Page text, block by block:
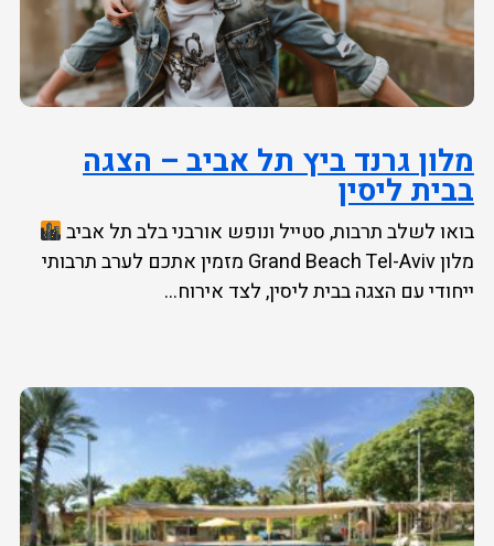
מלון גרנד ביץ תל אביב – הצגה
בבית ליסין
בואו לשלב תרבות, סטייל ונופש אורבני בלב תל אביב
מלון Grand Beach Tel-Aviv מזמין אתכם לערב תרבותי
ייחודי עם הצגה בבית ליסין, לצד אירוח...